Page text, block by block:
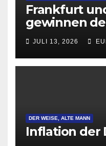
Frankfurt
gewinnen
Attraktivität
Gründungen
JULI 13, 2026
DER WEISE, ALTE MANN
Inflation der